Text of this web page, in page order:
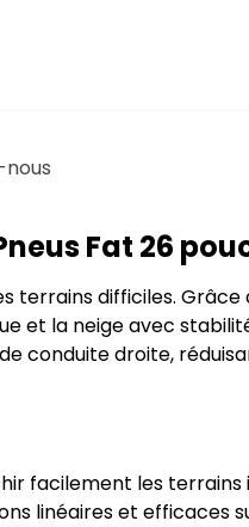
Fat 26
terrains difficiles. Grâce
et la neige avec
conduite droite,
facilement les terrains
linéaires et efficaces